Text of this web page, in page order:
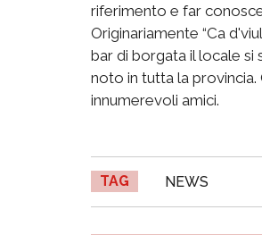
riferimento e far
Originariamente “Ca
bar di borgata il locale
noto in tutta la provincia.
innumerevoli amici.
TAG NEWS